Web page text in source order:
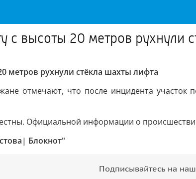
с высоты 20 метров рухнули
метров рухнули стёкла шахты лифта
отмечают, что после инцидента
Официальной информации о
Блокнот"
Подписывайтесь на